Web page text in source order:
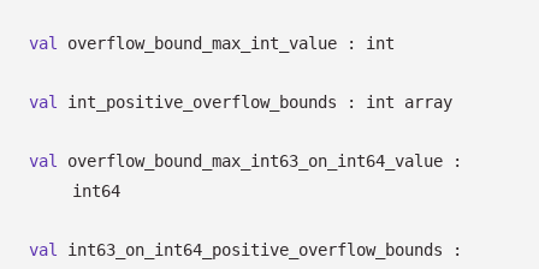
val overflow_bound_max_int_value : int
val int_positive_overflow_bounds : int array
val
overflow_bound_max_int63_on_int64_value :
int64
val
int63_on_int64_positive_overflow_bounds :